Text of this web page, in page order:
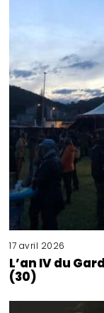
17 avril 2026
L’an IV du
(30)